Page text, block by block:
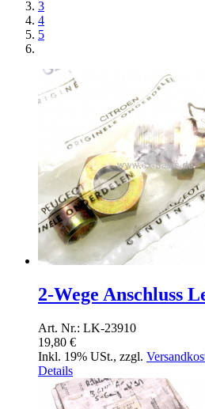
3
4
5
2-Wege Anschluss
Art. Nr.: LK-23910
19,80 €
Inkl. 19% USt., zzgl.
Details